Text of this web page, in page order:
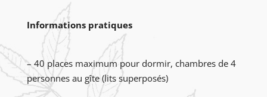
Informations pratiques
– 40 places maximum pour dormir, chambres de 4
personnes au gîte (lits superposés)